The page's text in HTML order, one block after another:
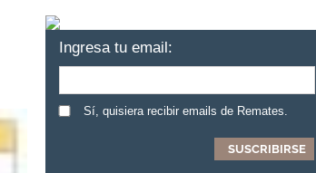
Ingresa tu email:
Sí, quisiera recibir emails de Remates.